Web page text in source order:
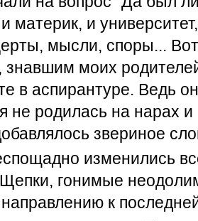
материк, и
мысли, споры...
знавшим моих
в аспирантуре. Ведь
не родилась на нарах и
звериное
изменились
гонимые
к